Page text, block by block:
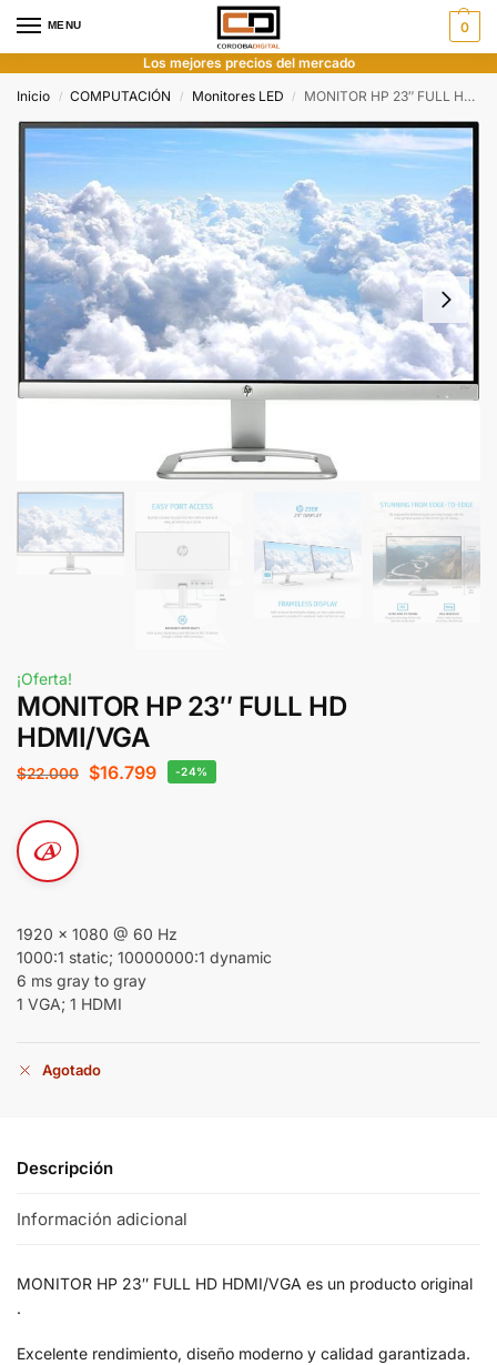
MENU 0
Los mejores precios del mercado
Inicio
/ COMPUTACIÓN / Monitores LED / MONITOR HP 23″ FULL HD HDMI/VGA
¡Oferta!
MONITOR HP 23″ FULL HD
HDMI/VGA
$22.000 $16.799 -24%
1920 x 1080 @ 60 Hz
1000:1 static; 10000000:1 dynamic
6 ms gray to gray
1 VGA; 1 HDMI
Agotado
Descripción
Información adicional
MONITOR HP 23″ FULL HD HDMI/VGA es un producto original
.
Excelente rendimiento, diseño moderno y calidad garantizada.